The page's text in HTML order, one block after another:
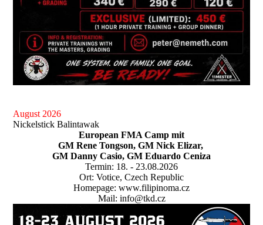
August 2026
Nickelstick Balintawak
European FMA Camp mit
GM Rene Tongson, GM Nick Elizar,
GM Danny Casio, GM Eduardo Ceniza
Termin: 18. - 23.08.2026
Ort: Votice, Czech Republic
Homepage: www.filipinoma.cz
Mail: info@tkd.cz